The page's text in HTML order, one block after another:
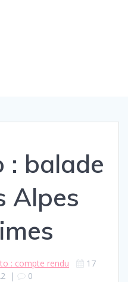
: balade
Alpes
: compte rendu
17
| 0